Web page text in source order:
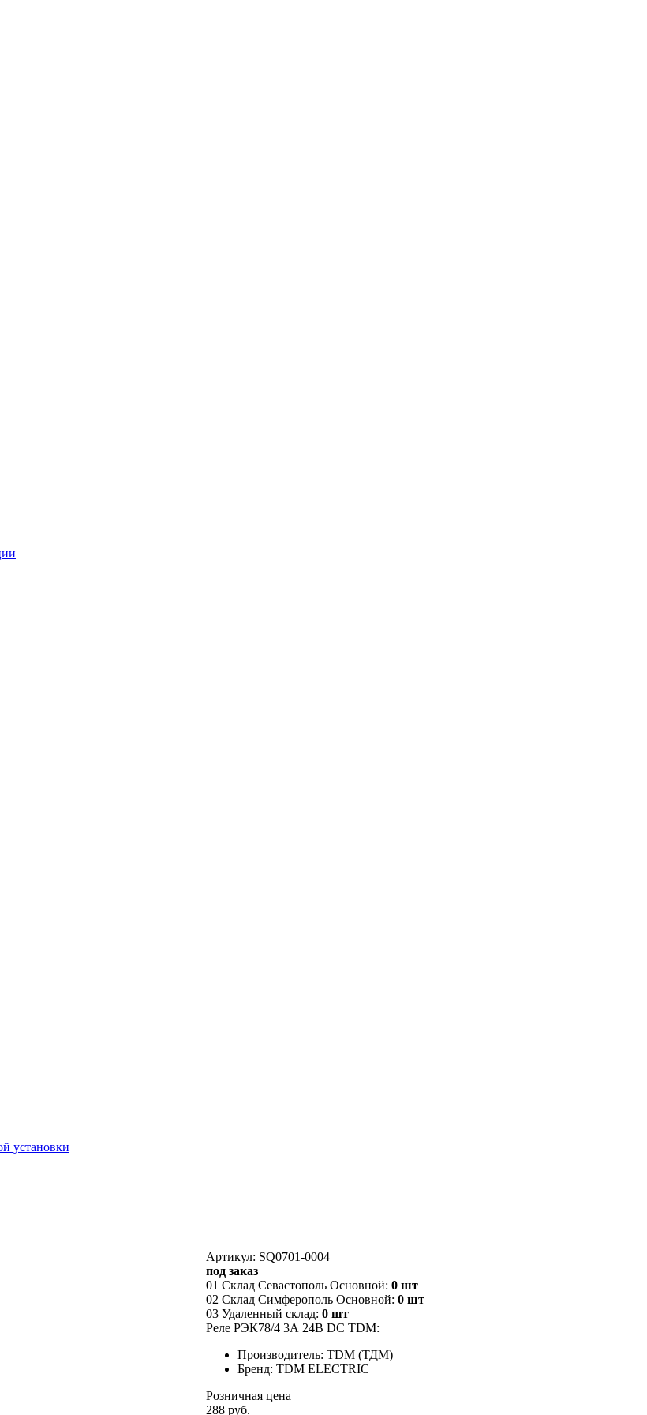
установки
Артикул: SQ0701-0004
под заказ
01 Склад Севастополь Основной: 0 шт
02 Склад Симферополь Основной: 0 шт
03 Удаленный склад: 0 шт
Реле РЭК78/4 3А 24В DC TDM:
Производитель: TDM (ТДМ)
Бренд: TDM ELECTRIC
Розничная цена
288 руб.